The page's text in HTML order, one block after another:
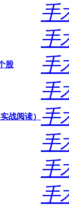
手
手
股 手
手
战阅读） 手
手
手
手